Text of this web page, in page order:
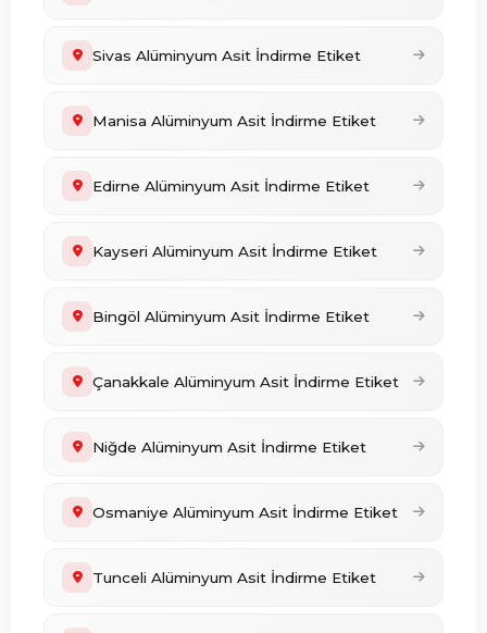
Sivas Alüminyum Asit İndirme Etiket
Manisa Alüminyum Asit İndirme Etiket
Edirne Alüminyum Asit İndirme Etiket
Kayseri Alüminyum Asit İndirme Etiket
Bingöl Alüminyum Asit İndirme Etiket
Çanakkale Alüminyum Asit İndirme Etiket
Niğde Alüminyum Asit İndirme Etiket
Osmaniye Alüminyum Asit İndirme Etiket
Tunceli Alüminyum Asit İndirme Etiket